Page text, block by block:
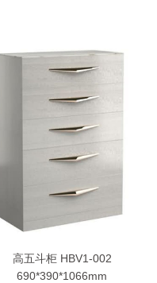
高五斗柜 HBV1-002
690*390*1066mm